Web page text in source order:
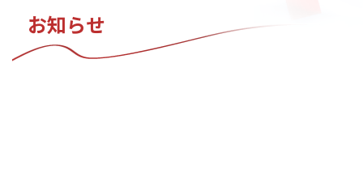
お知らせ